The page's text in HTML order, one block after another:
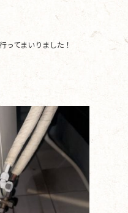
ってまいりました！